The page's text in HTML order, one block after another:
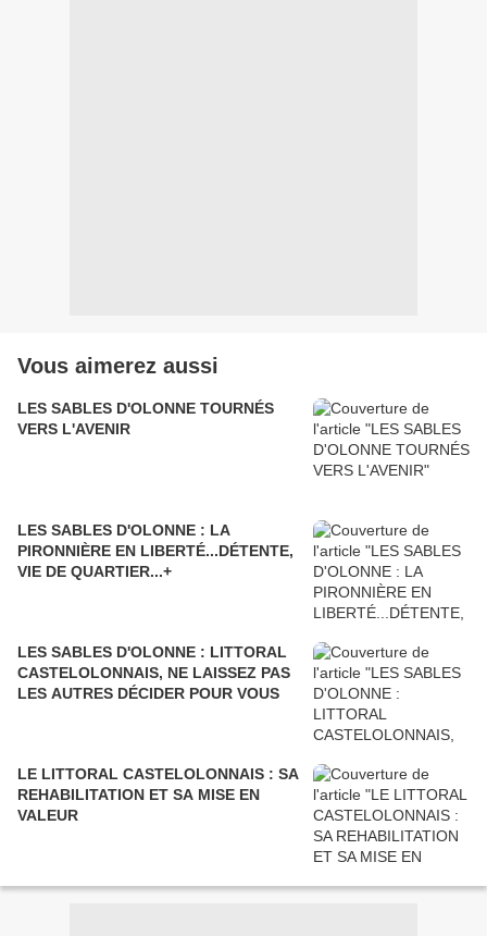
Vous aimerez aussi
LES SABLES D'OLONNE TOURNÉS
VERS L'AVENIR
LES SABLES D'OLONNE : LA
PIRONNIÈRE EN LIBERTÉ...DÉTENTE,
VIE DE QUARTIER...+
LES SABLES D'OLONNE : LITTORAL
CASTELOLONNAIS, NE LAISSEZ PAS
LES AUTRES DÉCIDER POUR VOUS
LE LITTORAL CASTELOLONNAIS : SA
REHABILITATION ET SA MISE EN
VALEUR